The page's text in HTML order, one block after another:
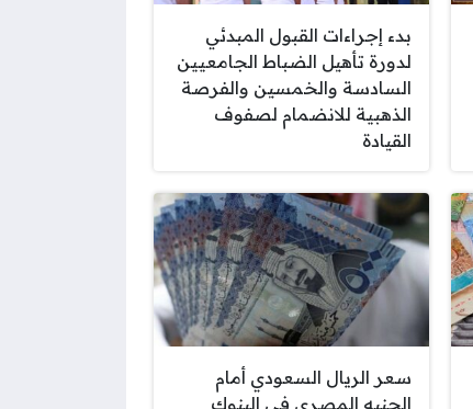
بدء إجراءات القبول المبدئي
لدورة تأهيل الضباط الجامعيين
السادسة والخمسين والفرصة
الذهبية للانضمام لصفوف
القيادة
سعر الريال السعودي أمام
الجنيه المصري في البنوك